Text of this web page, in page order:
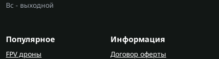
Вс - выходной
Популярное
FPV дроны
Информация
Договор оферты